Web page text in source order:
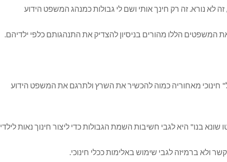
לא נורא. זה רק חינך אותי ושם לי גבולות כמנהג המשפט הידוע
המשפטים הללו מהורים בניסיון להצדיק את התנהגותם כלפי ילדיהם.
חינוכי מאחוריה כמוה להכשיר את השרץ ולתרגם את המשפט הידוע
בנו" היא לגבי חשיבות השמת הגבולות כדי ליצור חינוך נאות
ולא ברמיזה לגבי שימוש באלימות ככלי חינוכי.